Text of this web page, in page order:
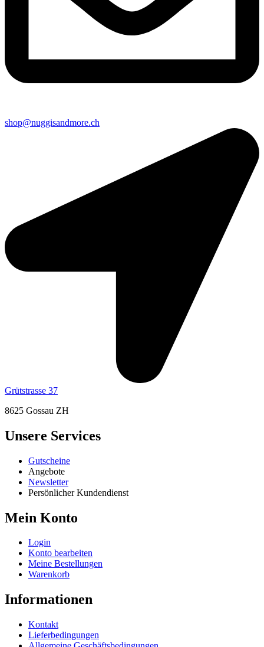
shop@nuggisandmore.ch
Grütstrasse 37
8625 Gossau ZH
Unsere Services
Gutscheine
Angebote
Newsletter
Persönlicher Kundendienst
Mein Konto
Login
Konto bearbeiten
Meine Bestellungen
Warenkorb
Informationen
Kontakt
Lieferbedingungen